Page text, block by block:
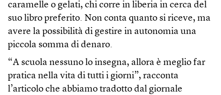
caramelle o gelati, chi corre in liberia in cerca del
suo libro preferito. Non conta quanto si riceve, ma
avere la possibilità di gestire in autonomia una
piccola somma di denaro.
“A scuola nessuno lo insegna, allora è meglio far
pratica nella vita di tutti i giorni”, racconta
l’articolo che abbiamo tradotto dal giornale